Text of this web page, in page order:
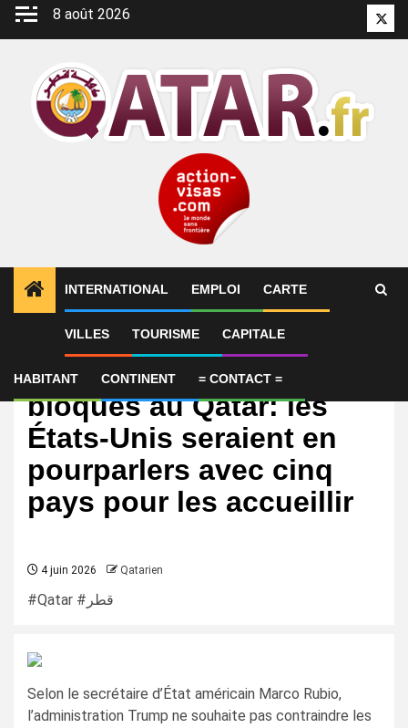
Aller
8 août 2026
INTERNATIONAL EMPLOI CARTE
VILLES TOURISME CAPITALE
HABITANT CONTINENT = CONTACT =
International
Réfugiés afghans
bloqués au Qatar: les
États-Unis seraient en
pourparlers avec cinq
pays pour les accueillir
4 juin 2026 Qatarien
#Qatar #قطر
Selon le secrétaire d’État américain Marco Rubio,
l’administration Trump ne souhaite pas contraindre les